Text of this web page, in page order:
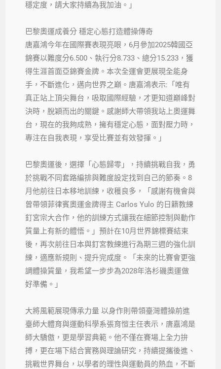
穩定度，請大家持續為我加油。」
巴黎奧運成養分 穩定心態打造體操傳奇
唐嘉鴻今年在國際賽表現亮眼，6月參加2025韓國亞
錦賽以難度分6.500、執行分8.733、總分15.233，獲
得生涯首面亞錦賽金牌。本次全運會更展現全能身
手，不斷進化，邁向世界之巔。唐嘉鴻表示:「唯有
真正站上頂尖舞台，吸取國際經驗，才更知道巔峰對
決時，脫穎而出的關鍵。感謝師大帶領我站上奧運舞
台，現在的我夠成熟，擁有穩定心態，面對壓力時，
專注在自我表現，享受比賽並有效發揮。」
巴黎奧運後，選擇「心態歸零」，持續挑戰自我，勇
於挑戰不同套路編排與難度設定找到自己的節奏。8
月他前往日本移地訓練，收穫良多，「感謝有機會與
曾帶領菲律賓奧運金牌得主 Carlos Yulo 的日籍教練
釘宮宗大合作，他的訓練方式讓我在細節控制與動作
質量上有新的體悟。」預計在10月世界錦標賽結束
後，再次前往日本與釘宮教練進行為期三週的強化訓
練，適應新規則、提升完成度。「未來的比賽會更強
調體操質量，我希望一步步為2028年洛杉磯奧運做
好準備。」
大將風範展現傳承力量 以身作則帶領臺灣體操前進
臺師大體育與運動科學系張育愷主任表示，唐嘉鴻是
師大驕傲，更是學習典範。他不僅在賽場上全力拚
搏，更在場下結合實務與理論研究，持續提攜後進、
挑戰世界舞台，以學者的理性與運動員的熱血，不斷